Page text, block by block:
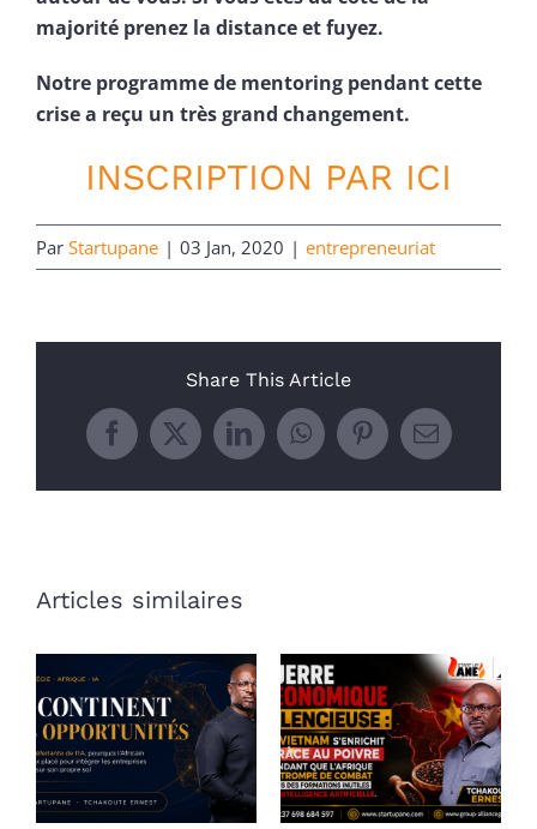
majorité prenez la distance et fuyez.
Notre programme de mentoring pendant cette
crise a reçu un très grand changement.
INSCRIPTION PAR ICI
Par Startupane | 03 Jan, 2020 | entrepreneuriat
Share This Article
Facebook
X LinkedInWhatsApp
PinterestEmail
Articles similaires